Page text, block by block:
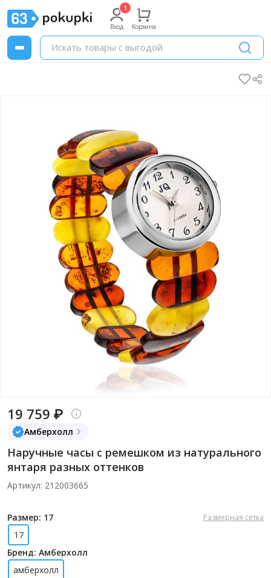
Вход Корзина
19 759 ₽
Амберхолл
Наручные часы с ремешком из натурального
янтаря разных оттенков
Артикул: 212003665
Размер: 17 Размерная сетка
17
Бренд: Амберхолл
амберхолл